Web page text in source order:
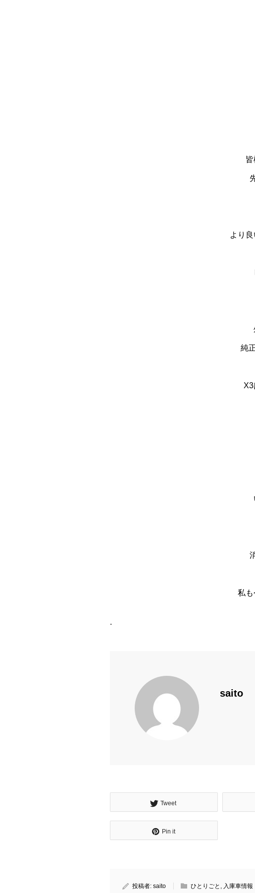
より
純
X3
私も
.
saito
Tweet
Pin it
投稿者: saito ひとりごと , 入庫車情報